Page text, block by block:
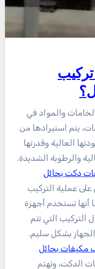
والمواد في
يتم استيرادها من
العالية وقدرتها
والرطوبة الشديدة.
دكت بحائل
عملية التركيب
أنها تستخدم أجهزة
التي تتم
بشكل سليم.
مكيفات بحائل
الدكت، وتهتم